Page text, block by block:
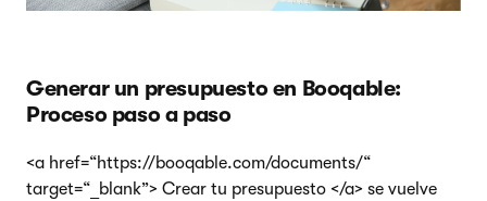
Generar un presupuesto en Booqable:
Proceso paso a paso
<a href=“https://booqable.com/documents/“
target=“_blank”> Crear tu presupuesto </a> se vuelve